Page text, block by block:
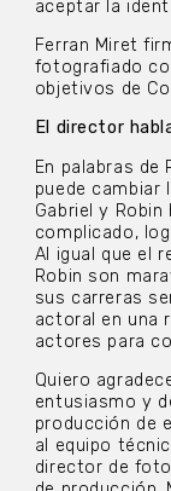
aceptar la
Ferran Miret
fotografiado
objetivos de
El director
En palabras de
puede cambiar
Gabriel y
complicado,
Al igual que el
Robin son
sus carreras
actoral en una
actores para
Quiero
entusiasmo y
producción de
al equipo
director de